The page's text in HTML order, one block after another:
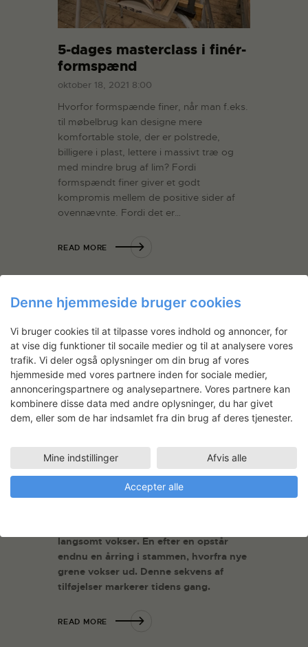
5-dages masterclass i finér-
formspænd
oktober 18, 2021 8:00
Hvorfor formspænde finer, når man f.eks.
til møbelbrug kan designe mere
komfortable stole, der er polstrede,
billigere i plast, lettere i massivt træ og
med mindre brug af lim? Fordi
formspændt finer giver et godt
kompromis mellem de positive sider af
ovennævnte. Fordi det er…
READ MORE
Relate
21.08.2019 Crafts, Design, Kunsthåndværk
Omdrejningspunktet i Annes praksis er
langsomt vokser. En efter en opstår
endnu en årring i stammen, hvorfra nye
grene vokser ud. Denne sekvens af
tilføjelser markerer tidens gang.
READ MORE
Denne hjemmeside bruger cookies
Vi bruger cookies til at tilpasse vores indhold og annoncer, for
at vise dig funktioner til socaile medier og til at analysere vores
trafik. Vi deler også oplysninger om din brug af vores
hjemmeside med vores partnere inden for sociale medier,
annonceringspartnere og analysepartnere. Vores partnere kan
kombinere disse data med andre oplysninger, du har givet
dem, eller som de har indsamlet fra din brug af deres tjenester.
Mine indstillinger Afvis alle
Accepter alle